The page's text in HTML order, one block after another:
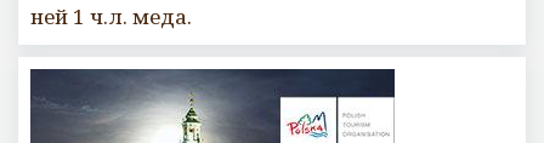
ней 1 ч.л. меда.